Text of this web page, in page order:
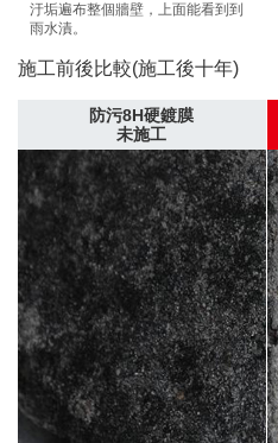
汙垢遍布整個牆壁，上面能看到到
雨水漬。
施工前後比較(施工後十年)
防污8H硬鍍膜
未施工